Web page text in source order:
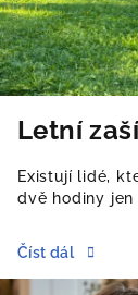
Letní
Existují lidé,
dvě hodiny
Číst dál